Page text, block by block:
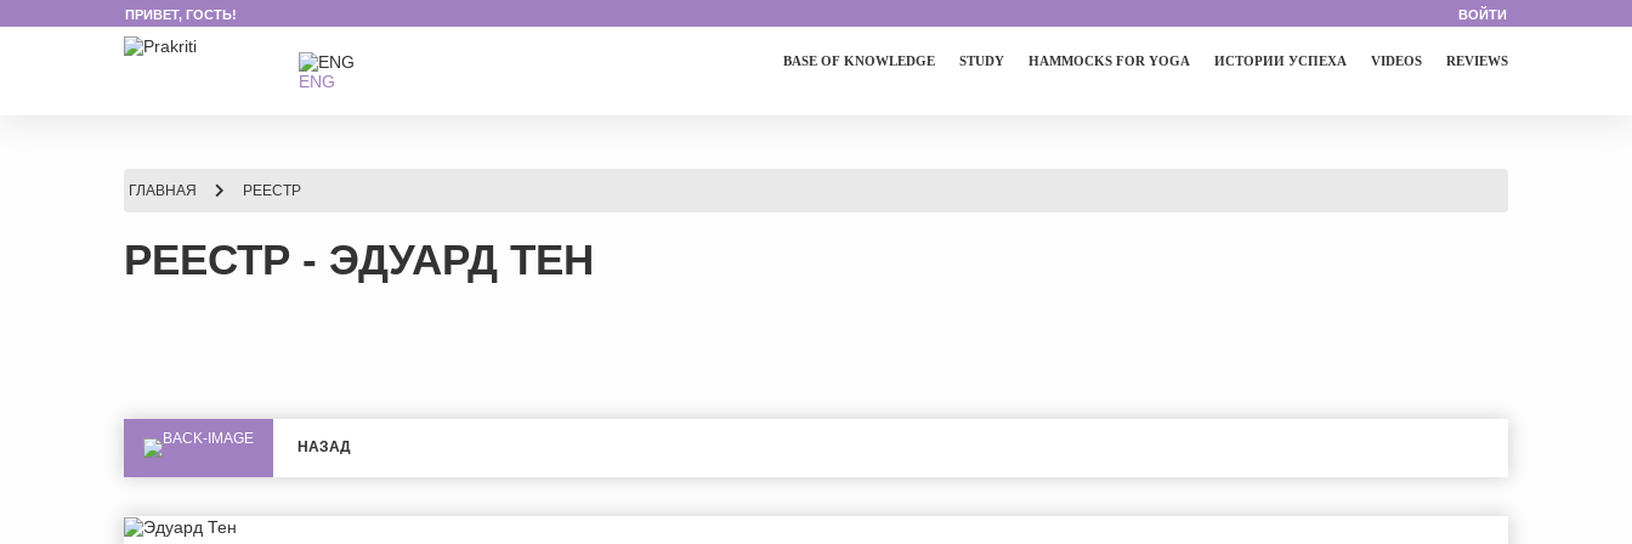
ГЛАВНАЯ РЕЕСТР
РЕЕСТР - ЭДУАРД ТЕН
НАЗАД
ВОЙТИ
ПРИВЕТ, ГОСТЬ!
ENG
BASE OF KNOWLEDGE STUDY HAMMOCKS FOR YOGA ИСТОРИИ УСПЕХА VIDEOS REVIEWS